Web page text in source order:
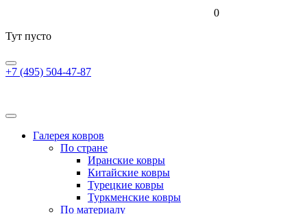
0
Тут пусто
+7 (495) 504-47-87
Галерея ковров
По стране
Иранские ковры
Китайские ковры
Турецкие ковры
Туркменские ковры
По материалу